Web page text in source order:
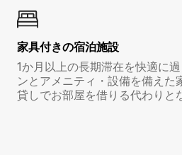
家具付き⁠の宿⁠泊⁠施⁠設
1か月以上の長期滞在を快適に
ンとアメニティ・設備を備えた
貸しでお部屋を借りる代わりと